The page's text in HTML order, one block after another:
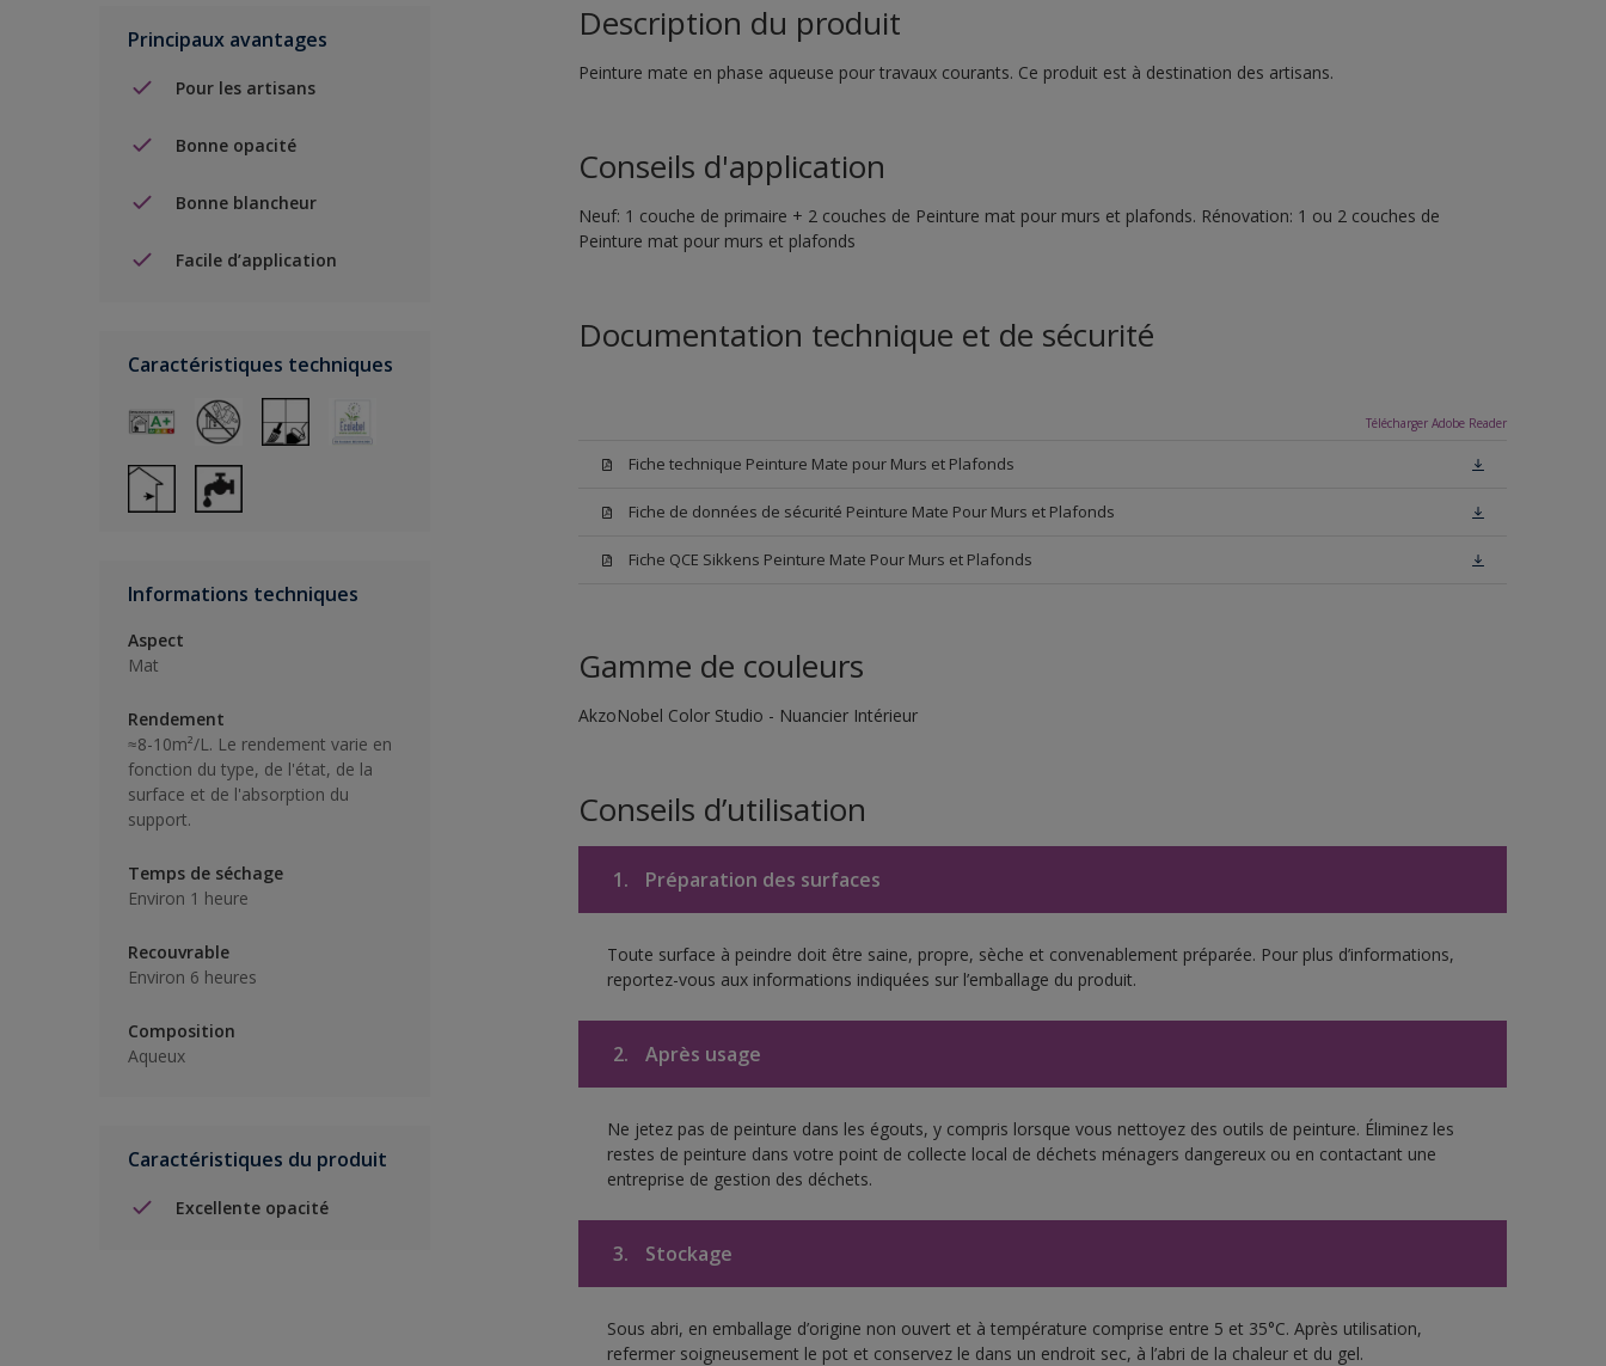
Principaux avantages
Pour les artisans
Bonne opacité
Bonne blancheur
Facile d’application
Caractéristiques techniques
Informations techniques
Aspect
Mat
Rendement
≈8-10m²/L. Le rendement varie en
fonction du type, de l'état, de la
surface et de l'absorption du
support.
Temps de séchage
Environ 1 heure
Recouvrable
Environ 6 heures
Composition
Aqueux
Caractéristiques du produit
Excellente opacité
Description du produit
Peinture mate en phase aqueuse pour travaux courants. Ce produit est à destination des artisans.
Conseils d'application
Neuf: 1 couche de primaire + 2 couches de Peinture mat pour murs et plafonds. Rénovation: 1 ou 2 couches de
Peinture mat pour murs et plafonds
Documentation technique et de sécurité
Télécharger Adobe Reader
Fiche technique Peinture Mate pour Murs et Plafonds
Fiche de données de sécurité Peinture Mate Pour Murs et Plafonds
Fiche QCE Sikkens Peinture Mate Pour Murs et Plafonds
Gamme de couleurs
AkzoNobel Color Studio - Nuancier Intérieur
Conseils d’utilisation
1. Préparation des surfaces
Toute surface à peindre doit être saine, propre, sèche et convenablement préparée. Pour plus d’informations,
reportez-vous aux informations indiquées sur l’emballage du produit.
2. Après usage
Ne jetez pas de peinture dans les égouts, y compris lorsque vous nettoyez des outils de peinture. Éliminez les
restes de peinture dans votre point de collecte local de déchets ménagers dangereux ou en contactant une
entreprise de gestion des déchets.
3. Stockage
Sous abri, en emballage d’origine non ouvert et à température comprise entre 5 et 35°C. Après utilisation,
refermer soigneusement le pot et conservez le dans un endroit sec, à l’abri de la chaleur et du gel.